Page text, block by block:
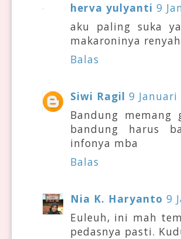
herva yulyanti 9
aku paling suka
makaroninya
Balas
Siwi Ragil 9
Bandung memang
bandung harus
infonya mba
Balas
Nia K. Haryanto 9
Euleuh, ini mah
pedasnya pasti.